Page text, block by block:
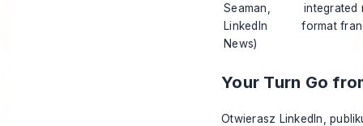
Seaman,
LinkedIn
News)
integrated
format
Your Turn Go
Otwierasz LinkedIn,